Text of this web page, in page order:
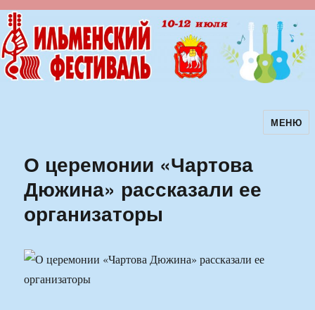
Ильменский фестиваль авторскойМЕНЮ
О церемонии «Чартова
Дюжина» рассказали ее
организаторы